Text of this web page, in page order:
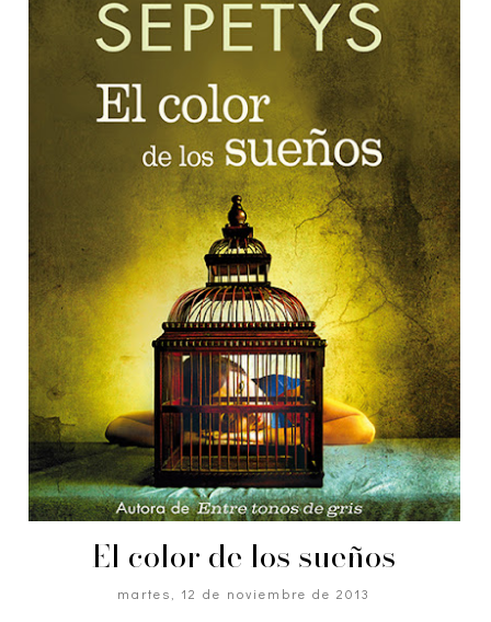
El color de los sueños
martes, 12 de noviembre de 2013